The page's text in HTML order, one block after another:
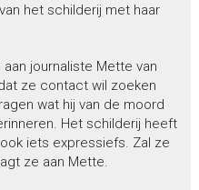
het schilderij met haar
journaliste Mette van
ze contact wil zoeken
wat hij van de moord
Het schilderij heeft
iets expressiefs. Zal ze
ze aan Mette.